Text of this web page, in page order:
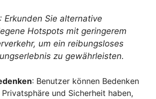
: Erkunden Sie alternative
Hotspots mit geringerem
um ein reibungsloses
zu gewährleisten.
: Benutzer können Bedenken
und Sicherheit haben,